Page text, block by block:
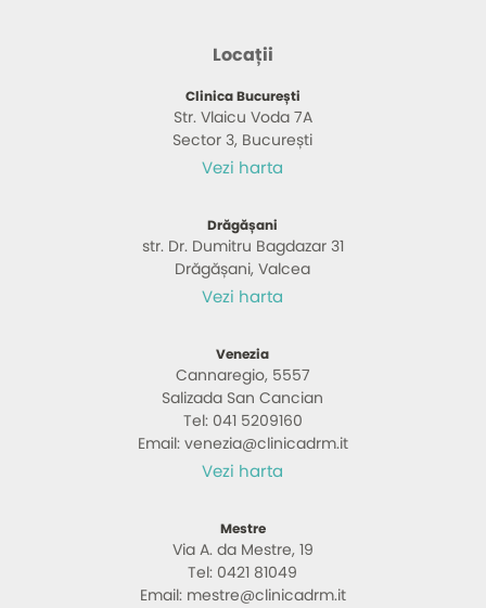
Locații
Clinica București
Str. Vlaicu Voda 7A
Sector 3, București
Vezi harta
Drăgășani
str. Dr. Dumitru Bagdazar 31
Drăgășani, Valcea
Vezi harta
Venezia
Cannaregio, 5557
Salizada San Cancian
Tel: 041 5209160
Email: venezia@clinicadrm.it
Vezi harta
Mestre
Via A. da Mestre, 19
Tel: 0421 81049
Email: mestre@clinicadrm.it